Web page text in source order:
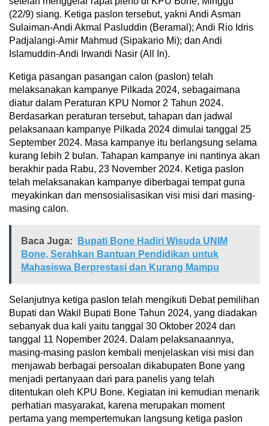
(22/9) siang. Ketiga paslon tersebut, yakni Andi Asman
Sulaiman-Andi Akmal Pasluddin (Beramal); Andi Rio Idris
Padjalangi-Amir Mahmud (Sipakario Mi); dan Andi
Islamuddin-Andi Irwandi Nasir (All In).
Ketiga pasangan pasangan calon (paslon) telah
melaksanakan kampanye Pilkada 2024, sebagaimana
diatur dalam Peraturan KPU Nomor 2 Tahun 2024.
Berdasarkan peraturan tersebut, tahapan dan jadwal
pelaksanaan kampanye Pilkada 2024 dimulai tanggal 25
September 2024. Masa kampanye itu berlangsung selama
kurang lebih 2 bulan. Tahapan kampanye ini nantinya akan
berakhir pada Rabu, 23 November 2024. Ketiga paslon
telah melaksanakan kampanye diberbagai tempat guna
meyakinkan dan mensosialisasikan visi misi dari masing-
masing calon.
Baca Juga:
Bupati Bone Hadiri Wisuda UNIM
Bone, Serahkan Bantuan Pendidikan untuk
Mahasiswa Berprestasi dan Kurang Mampu
Selanjutnya ketiga paslon telah mengikuti Debat pemilihan
Bupati dan Wakil Bupati Bone Tahun 2024, yang diadakan
sebanyak dua kali yaitu tanggal 30 Oktober 2024 dan
tanggal 11 Nopember 2024. Dalam pelaksanaannya,
masing-masing paslon kembali menjelaskan visi misi dan
menjawab berbagai persoalan dikabupaten Bone yang
menjadi pertanyaan dari para panelis yang telah
ditentukan oleh KPU Bone. Kegiatan ini kemudian menarik
perhatian masyarakat, karena merupakan moment
pertama yang mempertemukan langsung ketiga paslon